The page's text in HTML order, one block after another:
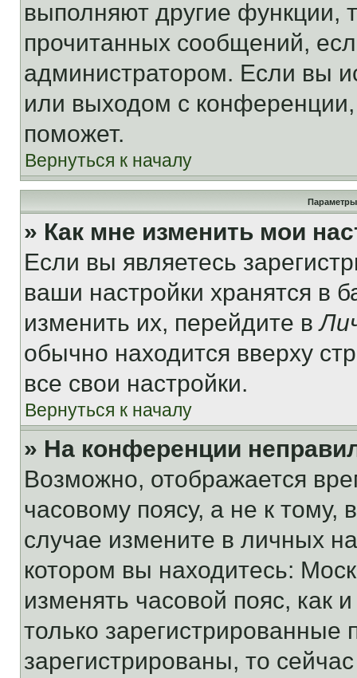
выполняют другие функции,
прочитанных сообщений,
администратором. Если вы
или выходом с
поможет.
Вернуться к началу
Параметры
» Как мне изменить мои
Если вы являетесь
ваши настройки хранятся в
изменить их, перейдите в
обычно находится вверху
все свои настройки.
Вернуться к началу
» На конференции
Возможно, отображается
часовому поясу, а не к тому,
случае измените в личных
котором вы находитесь:
изменять часовой пояс, как
только
зарегистрированы, то